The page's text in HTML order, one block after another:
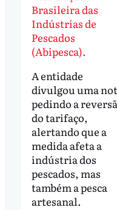
Brasileira das
Indústrias de
Pescados
(Abipesca).
A entidade
divulgou uma
pedindo a
do tarifaço,
alertando que a
medida afeta a
indústria dos
pescados, mas
também a pesca
artesanal.